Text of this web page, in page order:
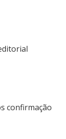
confirmação